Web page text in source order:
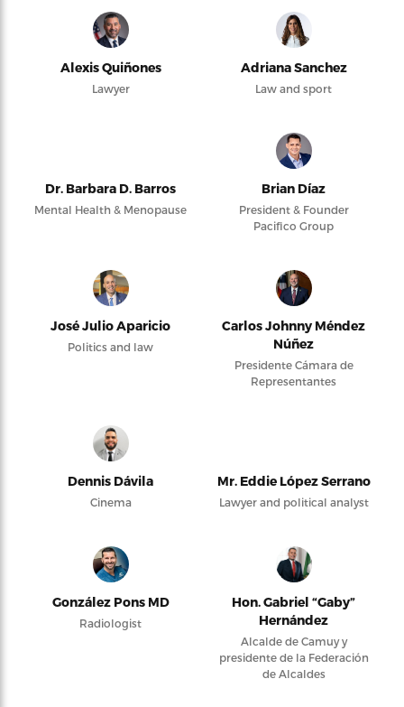
Alexis Quiñones
Lawyer
Adriana Sanchez
Law and sport
Dr. Barbara D. Barros
Mental Health & Menopause
Brian Díaz
President & Founder
Pacifico Group
José Julio Aparicio
Politics and law
Carlos Johnny Méndez
Núñez
Presidente Cámara de
Representantes
Dennis Dávila
Cinema
Mr. Eddie López Serrano
Lawyer and political analyst
González Pons MD
Radiologist
Hon. Gabriel “Gaby”
Hernández
Alcalde de Camuy y
presidente de la Federación
de Alcaldes